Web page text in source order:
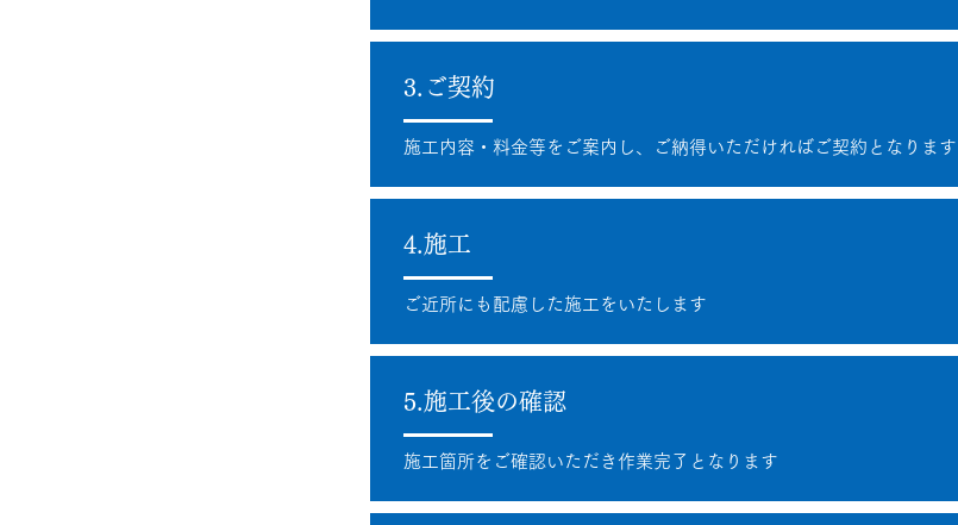
3.ご契約
施工内容・料金等をご案内し、ご納得いただければご契約となります
4.施工
ご近所にも配慮した施工をいたします
5.施工後の確認
施工箇所をご確認いただき作業完了となります